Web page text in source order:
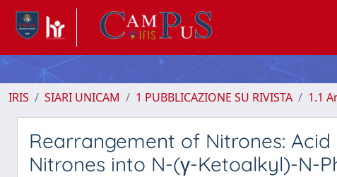
IRIS SIARI UNICAM 1 PUBBLICAZIONE SU RIVISTA 1.1
Rearrangement of Nitrones:
Nitrones into N-(γ-Ketoalkyl)-N-